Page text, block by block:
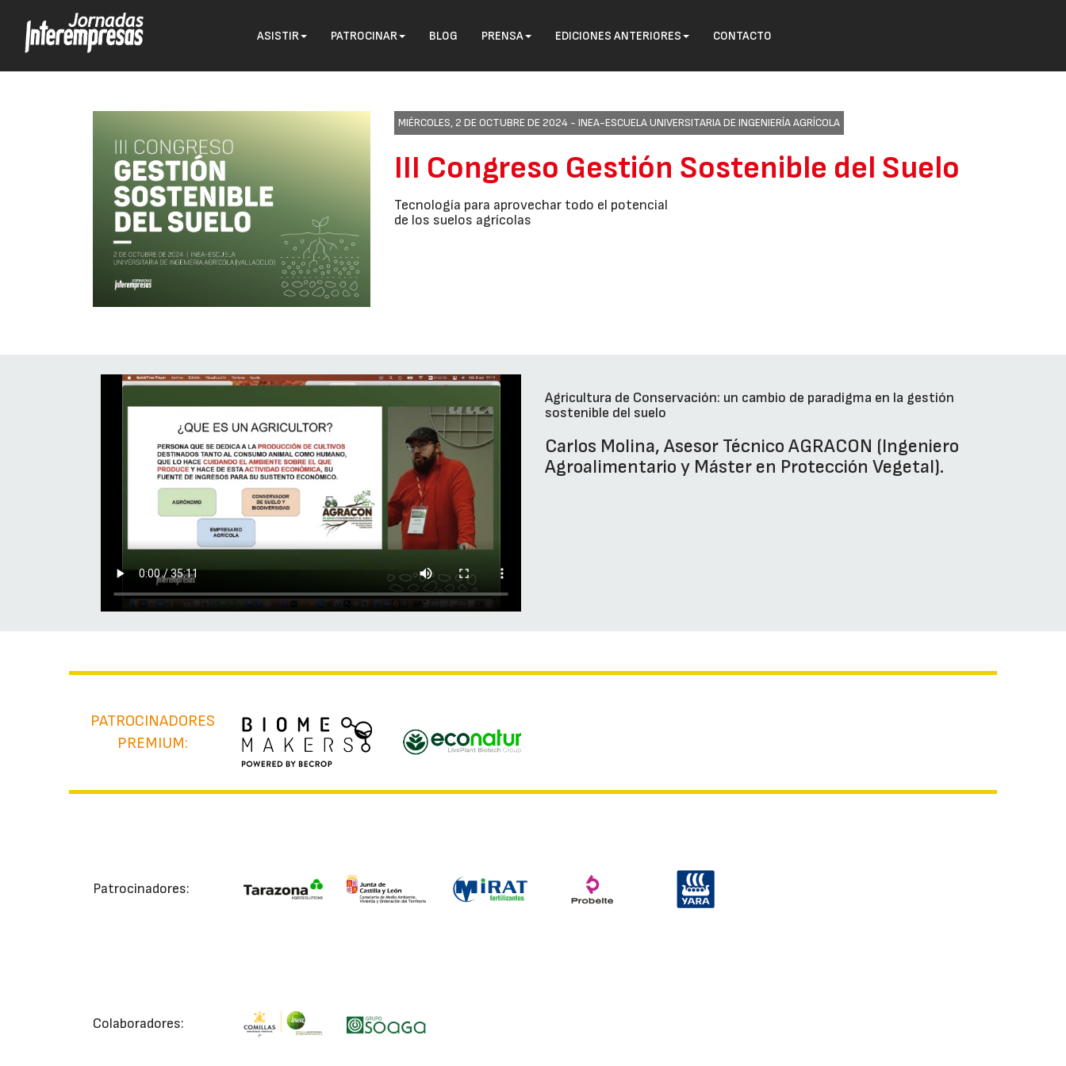
ASISTIR PATROCINAR BLOG PRENSA EDICIONES ANTERIORES CONTACTO
MIÉRCOLES, 2 DE OCTUBRE DE 2024 - INEA-ESCUELA UNIVERSITARIA DE INGENIERÍA AGRÍCOLA
III Congreso Gestión Sostenible del Suelo
Tecnología para aprovechar todo el potencial
de los suelos agrícolas
Agricultura de Conservación: un cambio de paradigma en la gestión
sostenible del suelo
Carlos Molina, Asesor Técnico AGRACON (Ingeniero
Agroalimentario y Máster en Protección Vegetal).
PATROCINADORES
PREMIUM:
Patrocinadores:
Colaboradores: